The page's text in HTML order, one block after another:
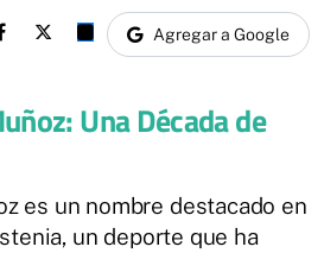
Agregar a Google
Una Década de
es un nombre destacado en
un deporte que ha